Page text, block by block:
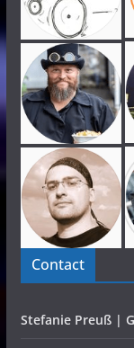
Contact
Stefanie Preuß |